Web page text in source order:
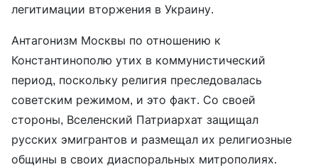
легитимации вторжения в Украину.
Антагонизм Москвы по отношению к
Константинополю утих в коммунистический
период, поскольку религия преследовалась
советским режимом, и это факт. Со своей
стороны, Вселенский Патриархат защищал
русских эмигрантов и размещал их религиозные
общины в своих диаспоральных митрополиях.